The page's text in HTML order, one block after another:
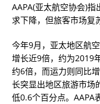
AAPA(亚太航空协会)
求下降，但旅客市场复
今年9月，亚太地区航
增长近9倍，约为2019
约6倍，而运力则同比
长突显出地区旅游市场
低0.6个百分点。AAPA